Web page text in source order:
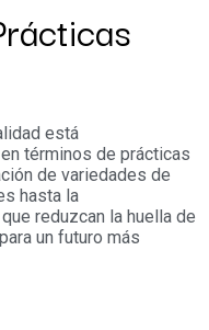
está
términos de prácticas
de variedades de
hasta la
reduzcan la huella de
un futuro más